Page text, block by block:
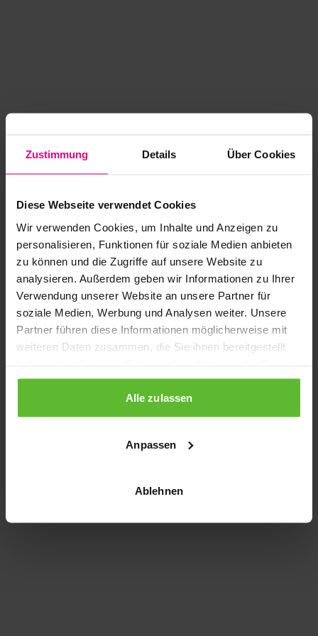
Zustimmung Details Über Cookies
Diese Webseite verwendet Cookies
Wir verwenden Cookies, um Inhalte und Anzeigen zu
personalisieren, Funktionen für soziale Medien anbieten
zu können und die Zugriffe auf unsere Website zu
analysieren. Außerdem geben wir Informationen zu Ihrer
Verwendung unserer Website an unsere Partner für
soziale Medien, Werbung und Analysen weiter. Unsere
Partner führen diese Informationen möglicherweise mit
weiteren Daten zusammen, die Sie ihnen bereitgestellt
gesammelt haben.
Alle zulassen
Anpassen
Ablehnen
Application error: a client-side exception has occurred
loading www.kurzwego.de (see the browser console for more
information).